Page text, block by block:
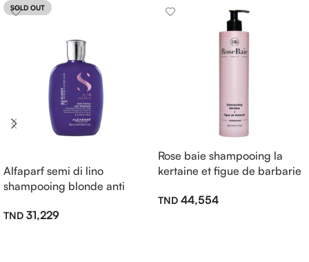
SOLD OUT
Alfaparf semi di lino
shampooing blonde anti
31,229
Rose baie shampooing la
kertaine et figue de barbarie
44,554